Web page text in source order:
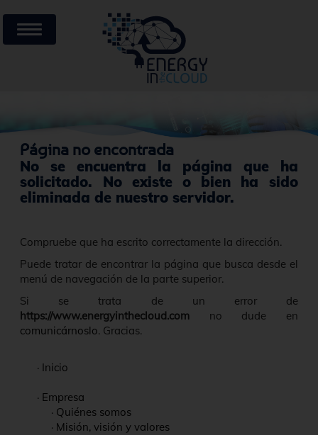
Página no encontrada
No se encuentra la página que ha
solicitado. No existe o bien ha sido
eliminada de nuestro servidor.
Compruebe que ha escrito correctamente la dirección.
Puede tratar de encontrar la página que busca desde el
menú de navegación de la parte superior.
Si se trata de un error de
https://www.energyinthecloud.com no dude en
comunicárnoslo. Gracias.
· Inicio
· Empresa
· Quiénes somos
· Misión, visión y valores